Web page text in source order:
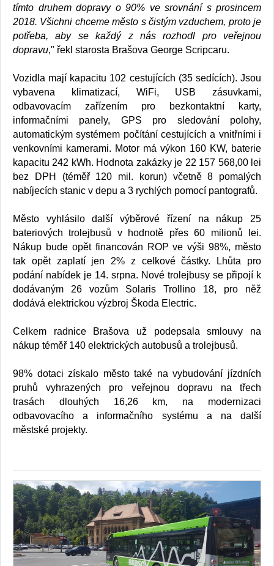
tímto druhem dopravy o 90% ve srovnání s prosincem
2018. Všichni chceme město s čistým vzduchem, proto je
potřeba, aby se každý z nás rozhodl pro veřejnou
dopravu," řekl starosta Brašova George Scripcaru.
Vozidla mají kapacitu 102 cestujících (35 sedících). Jsou
vybavena klimatizací, WiFi, USB zásuvkami,
odbavovacím zařízením pro bezkontaktní karty,
informačními panely, GPS pro sledování polohy,
automatickým systémem počítání cestujících a vnitřními i
venkovními kamerami. Motor má výkon 160 KW, baterie
kapacitu 242 kWh. Hodnota zakázky je 22 157 568,00 lei
bez DPH (téměř 120 mil. korun) včetně 8 pomalých
nabíjecích stanic v depu a 3 rychlých pomocí pantografů.
Město vyhlásilo další výběrové řízení na nákup 25
bateriových trolejbusů v hodnotě přes 60 milionů lei.
Nákup bude opět financován ROP ve výši 98%, město
tak opět zaplatí jen 2% z celkové částky. Lhůta pro
podání nabídek je 14. srpna. Nové trolejbusy se připojí k
dodávaným 26 vozům Solaris Trollino 18, pro něž
dodává elektrickou výzbroj Škoda Electric.
Celkem radnice Brašova už podepsala smlouvy na
nákup téměř 140 elektrických autobusů a trolejbusů.
98% dotaci získalo město také na vybudování jízdních
pruhů vyhrazených pro veřejnou dopravu na třech
trasách dlouhých 16,26 km, na modernizaci
odbavovacího a informačního systému a na další
městské projekty.